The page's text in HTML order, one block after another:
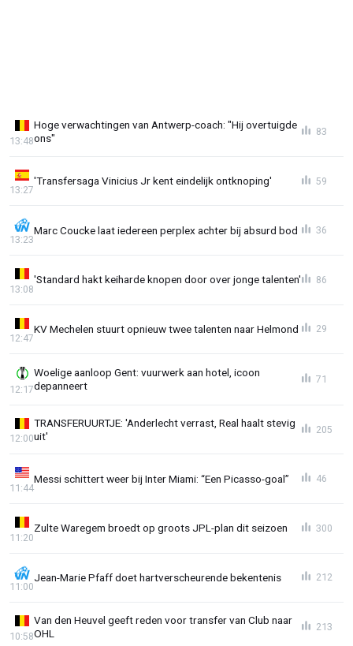
Hoge verwachtingen van Antwerp-coach: "Hij overtuigde
ons"
13:48
83
'Transfersaga Vinicius Jr kent eindelijk ontknoping'
13:27
59
Marc Coucke laat iedereen perplex achter bij absurd bod
13:23
36
'Standard hakt keiharde knopen door over jonge talenten'
13:08
86
KV Mechelen stuurt opnieuw twee talenten naar Helmond
12:47
29
Woelige aanloop Gent: vuurwerk aan hotel, icoon
depanneert
12:17
71
TRANSFERUURTJE: 'Anderlecht verrast, Real haalt stevig
uit'
12:00
205
Messi schittert weer bij Inter Miami: “Een Picasso-goal”
11:44
46
Zulte Waregem broedt op groots JPL-plan dit seizoen
11:20
300
Jean-Marie Pfaff doet hartverscheurende bekentenis
11:00
212
Van den Heuvel geeft reden voor transfer van Club naar
OHL
10:58
213